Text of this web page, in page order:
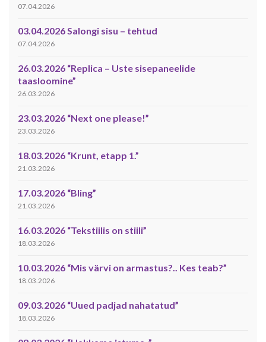
07.04.2026
03.04.2026 Salongi sisu – tehtud
07.04.2026
26.03.2026 “Replica – Uste sisepaneelide
taasloomine”
26.03.2026
23.03.2026 “Next one please!”
23.03.2026
18.03.2026 “Krunt, etapp 1.”
21.03.2026
17.03.2026 “Bling”
21.03.2026
16.03.2026 “Tekstiilis on stiili”
18.03.2026
10.03.2026 “Mis värvi on armastus?.. Kes teab?”
18.03.2026
09.03.2026 “Uued padjad nahatatud”
18.03.2026